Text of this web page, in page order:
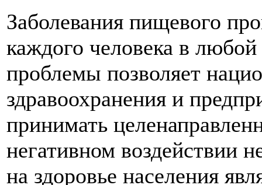
Заболевания пищевого
каждого человека в
проблемы позволяет
здравоохранения и
принимать
негативном воздействии
на здоровье населения